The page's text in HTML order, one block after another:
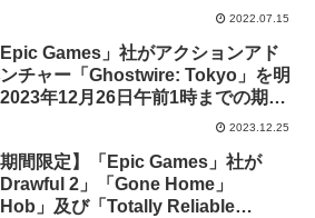
「Idle Champions of the Forgotten
日終日までの1週間限定で無料配布
始！
2022.07.15
Epic Games」社がアクションアド
チャー「Ghostwire: Tokyo」を明
2023年12月26日午前1時までの期間
2023.12.25
期間限定】「Epic Games」社が
Drawful 2」「Gone Home」
Hob」及び「Totally Reliable